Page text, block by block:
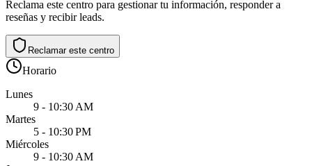
Reclama este centro para gestionar tu información, responder a
reseñas y recibir leads.
Reclamar este centro
Horario
Lunes
9 - 10:30 AM
Martes
5 - 10:30 PM
Miércoles
9 - 10:30 AM